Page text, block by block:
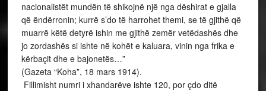
nacionalistët mundën të shikojnë një nga dëshirat e gjalla
që ëndërronin; kurrë s’do të harrohet themi, se të gjithë që
muarrë këtë detyrë ishin me gjithë zemër vetëdashës dhe
jo zordashës si ishte në kohët e kaluara, vinin nga frika e
kërbaçit dhe e bajonetës…”
(Gazeta “Koha”, 18 mars 1914).
Fillimisht numri i xhandarëve ishte 120, por çdo ditë